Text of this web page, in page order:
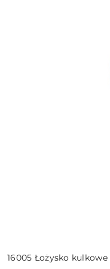
16005 Łożysko kulkowe